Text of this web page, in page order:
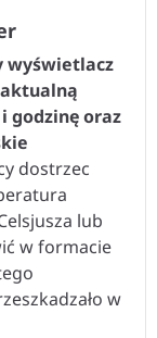
wyświetlacz
godzinę oraz
dostrzec
lub
w formacie
w